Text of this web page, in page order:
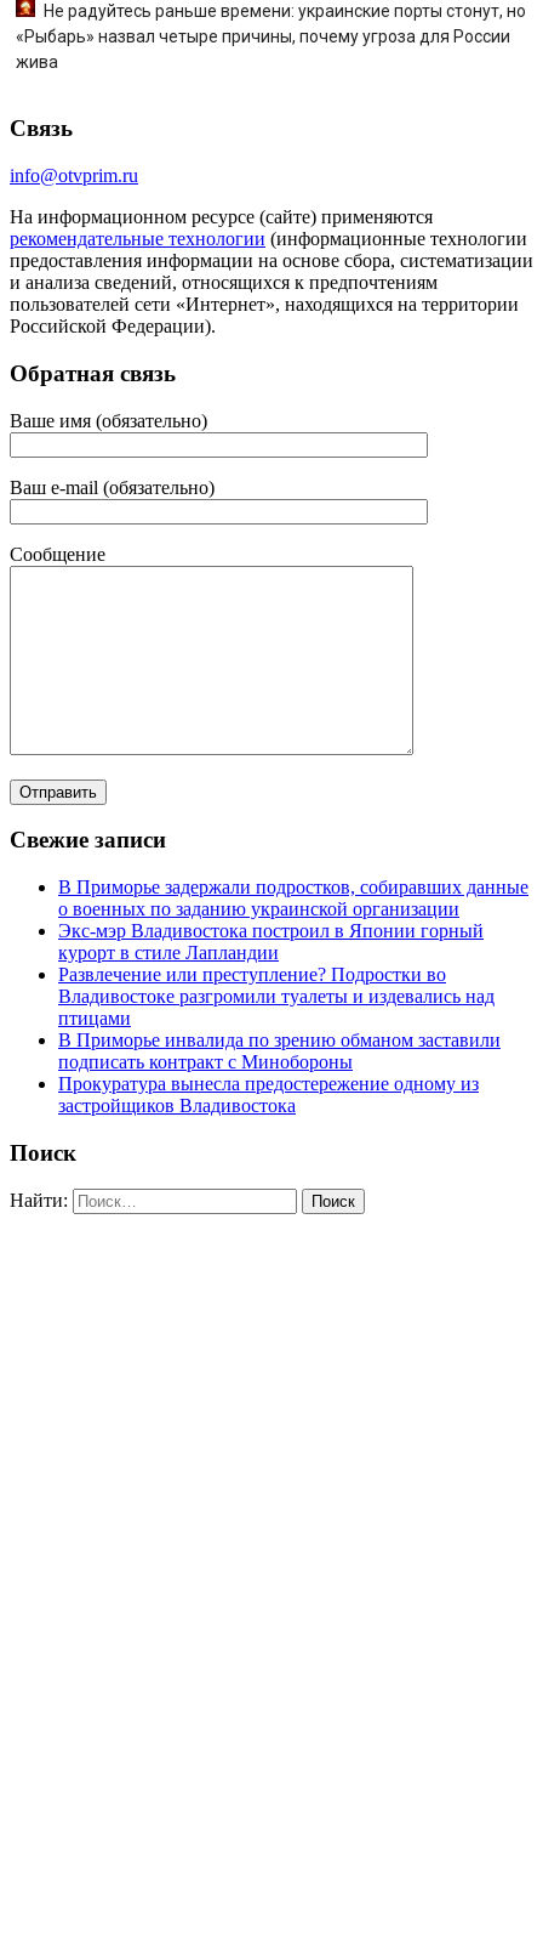
Не радуйтесь раньше времени: украинские порты стонут, но
«Рыбарь» назвал четыре причины, почему угроза для России
жива
Связь
info@otvprim.ru
На информационном ресурсе (сайте) применяются
рекомендательные технологии (информационные технологии
предоставления информации на основе сбора, систематизации
и анализа сведений, относящихся к предпочтениям
пользователей сети «Интернет», находящихся на территории
Российской Федерации).
Обратная связь
Ваше имя (обязательно)
Ваш e-mail (обязательно)
Сообщение
Свежие записи
В Приморье задержали подростков, собиравших данные
о военных по заданию украинской организации
Экс-мэр Владивостока построил в Японии горный
курорт в стиле Лапландии
Развлечение или преступление? Подростки во
Владивостоке разгромили туалеты и издевались над
птицами
В Приморье инвалида по зрению обманом заставили
подписать контракт с Минобороны
Прокуратура вынесла предостережение одному из
застройщиков Владивостока
Поиск
Найти: